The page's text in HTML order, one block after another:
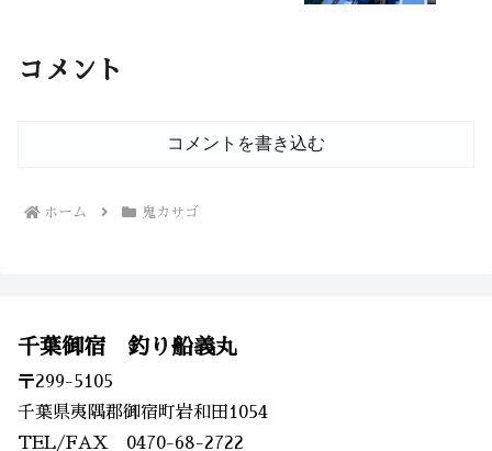
コメント
コメントを書き込む
ホーム 鬼カサゴ
千葉御宿 釣り船義丸
〒299-5105
千葉県夷隅郡御宿町岩和田1054
TEL/FAX 0470-68-2722